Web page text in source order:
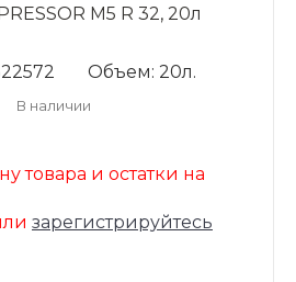
M5 R 32, 20л
Объем: 20л.
В наличии
товара и остатки на
зарегистрируйтесь